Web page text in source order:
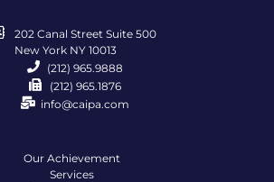
202 Canal Street Suite 500
New York NY 10013
(212) 965.9888
(212) 965.1876
info@caipa.com
Our Achievement
Services